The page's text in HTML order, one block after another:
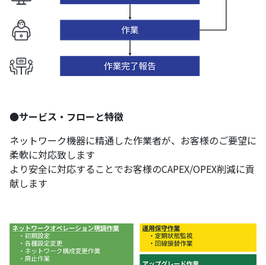
●サービス・フローと特徴
ネットワーク機器に精通した作業者が、お客様のご要望に
柔軟に対応致します
より安全に対応することでお客様のCAPEX/OPEX削減に貢
献します